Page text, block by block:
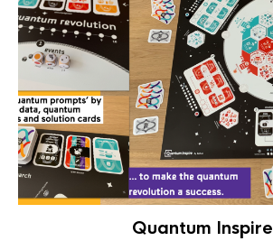
Quantum Inspire